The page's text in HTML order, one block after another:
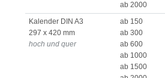
ab 2000
Kalender DIN A3
297 x 420 mm
hoch und quer
ab 150
ab 300
ab 600
ab 1000
ab 1500